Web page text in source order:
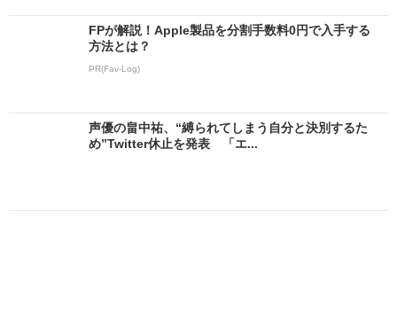
FPが解説！Apple製品を分割手数料0円で入手する
方法とは？
PR(Fav-Log)
声優の畠中祐、“縛られてしまう自分と決別するた
め”Twitter休止を発表 「エ...